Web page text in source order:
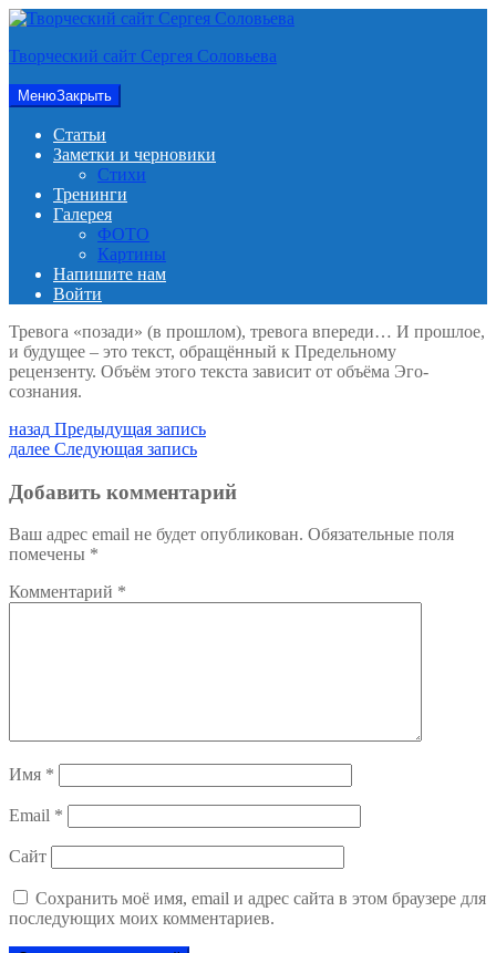
Перейти
содержимому
Творческий сайт Сергея Соловьева
МенюЗакрыть
Статьи
Заметки и черновики
Стихи
Тренинги
Галерея
ФОТО
Картины
Напишите нам
Войти
Тревога «позади» (в прошлом), тревога впереди… И прошлое,
и будущее – это текст, обращённый к Предельному
рецензенту. Объём этого текста зависит от объёма Эго-
сознания.
Навигация
по
записям
назад Предыдущая
запись:
Предыдущая запись
далее Следующая
Следующая запись
Добавить комментарий
Ваш адрес email не будет опубликован. Обязательные поля
помечены *
Комментарий *
Имя *
Email *
Сайт
Сохранить моё имя, email и адрес сайта в этом браузере для
последующих моих комментариев.